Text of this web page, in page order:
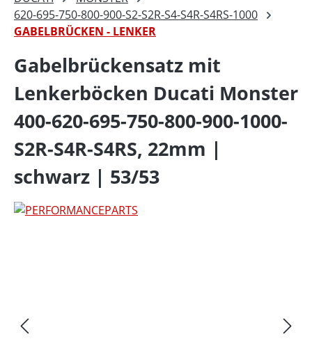
620-695-750-800-900-S2-S2R-S4-S4R-S4RS-1000
GABELBRÜCKEN - LENKER
Gabelbrückensatz mit
Lenkerböcken Ducati Monster
400-620-695-750-800-900-1000-
S2R-S4R-S4RS, 22mm |
schwarz | 53/53